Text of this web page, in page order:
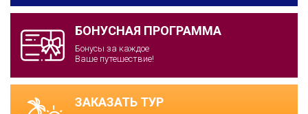
БОНУСНАЯ ПРОГРАММА
Бонусы за каждое
Ваше путешествие!
ЗАКАЗАТЬ ТУР